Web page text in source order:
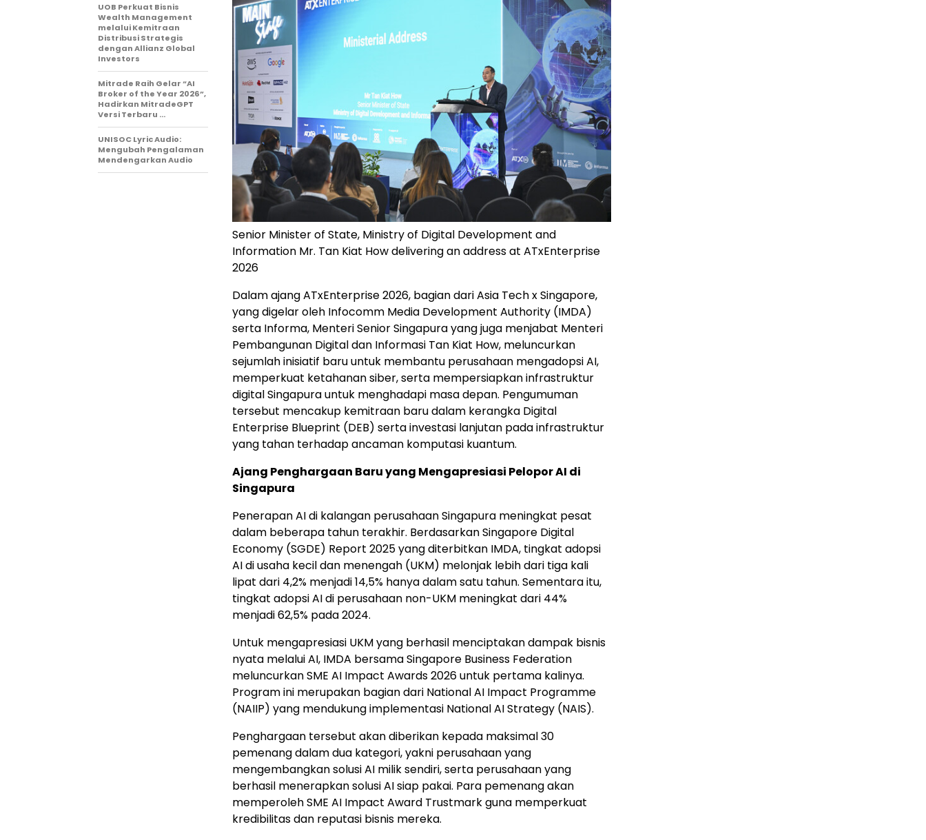
Senior Minister of State, Ministry of Digital Development and
Information Mr. Tan Kiat How delivering an address at ATxEnterprise
2026
Dalam ajang ATxEnterprise 2026, bagian dari Asia Tech x Singapore,
yang digelar oleh Infocomm Media Development Authority (IMDA)
serta Informa, Menteri Senior Singapura yang juga menjabat Menteri
Pembangunan Digital dan Informasi Tan Kiat How, meluncurkan
sejumlah inisiatif baru untuk membantu perusahaan mengadopsi AI,
memperkuat ketahanan siber, serta mempersiapkan infrastruktur
digital Singapura untuk menghadapi masa depan. Pengumuman
tersebut mencakup kemitraan baru dalam kerangka Digital
Enterprise Blueprint (DEB) serta investasi lanjutan pada infrastruktur
yang tahan terhadap ancaman komputasi kuantum.
Ajang Penghargaan Baru yang Mengapresiasi Pelopor AI di
Singapura
Penerapan AI di kalangan perusahaan Singapura meningkat pesat
dalam beberapa tahun terakhir. Berdasarkan Singapore Digital
Economy (SGDE) Report 2025 yang diterbitkan IMDA, tingkat adopsi
AI di usaha kecil dan menengah (UKM) melonjak lebih dari tiga kali
lipat dari 4,2% menjadi 14,5% hanya dalam satu tahun. Sementara itu,
tingkat adopsi AI di perusahaan non-UKM meningkat dari 44%
menjadi 62,5% pada 2024.
Untuk mengapresiasi UKM yang berhasil menciptakan dampak bisnis
nyata melalui AI, IMDA bersama Singapore Business Federation
meluncurkan SME AI Impact Awards 2026 untuk pertama kalinya.
Program ini merupakan bagian dari National AI Impact Programme
(NAIIP) yang mendukung implementasi National AI Strategy (NAIS).
Penghargaan tersebut akan diberikan kepada maksimal 30
pemenang dalam dua kategori, yakni perusahaan yang
mengembangkan solusi AI milik sendiri, serta perusahaan yang
berhasil menerapkan solusi AI siap pakai. Para pemenang akan
memperoleh SME AI Impact Award Trustmark guna memperkuat
kredibilitas dan reputasi bisnis mereka.
UOB Perkuat Bisnis
Wealth Management
melalui Kemitraan
Distribusi Strategis
dengan Allianz Global
Investors
Mitrade Raih Gelar “AI
Broker of the Year 2026”,
Hadirkan MitradeGPT
Versi Terbaru …
UNISOC Lyric Audio:
Mengubah Pengalaman
Mendengarkan Audio